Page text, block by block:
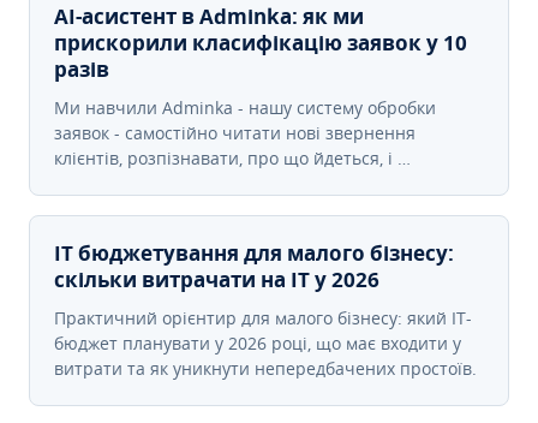
AI-асистент в Adminka: як ми
прискорили класифікацію заявок у 10
разів
Ми навчили Adminka - нашу систему обробки
заявок - самостійно читати нові звернення
клієнтів, розпізнавати, про що йдеться, і …
IT бюджетування для малого бізнесу:
скільки витрачати на IT у 2026
Практичний орієнтир для малого бізнесу: який IT-
бюджет планувати у 2026 році, що має входити у
витрати та як уникнути непередбачених простоїв.